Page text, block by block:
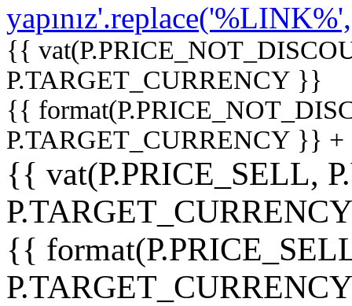
{{
P.TARGET_CURRENCY }}
{{
P.TARGET_CURRENCY }}
{{ vat(P.PRICE_SELL,
{{